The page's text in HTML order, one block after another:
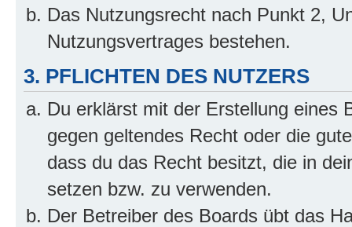
Das Nutzungsrecht nach Punkt 2,
Nutzungsvertrages bestehen.
3. PFLICHTEN DES NUTZERS
Du erklärst mit der Erstellung eines
gegen geltendes Recht oder die
dass du das Recht besitzt, die in
setzen bzw. zu verwenden.
Der Betreiber des Boards übt das